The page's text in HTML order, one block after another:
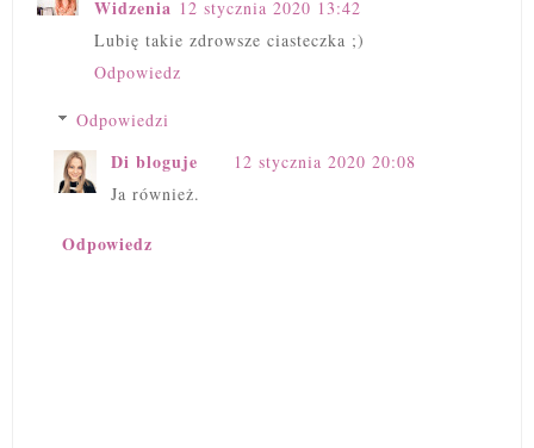
Widzenia 12 stycznia 2020 13:42
Lubię takie zdrowsze ciasteczka ;)
Odpowiedz
Odpowiedzi
Di bloguje
12 stycznia 2020 20:08
Ja również.
Odpowiedz